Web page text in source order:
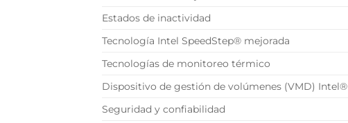
Estados de inactividad
Tecnología Intel SpeedStep® mejorada
Tecnologías de monitoreo térmico
Dispositivo de gestión de volúmenes (VMD) Intel®
Seguridad y confiabilidad